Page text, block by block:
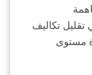
تقليل تكاليف
مستوى